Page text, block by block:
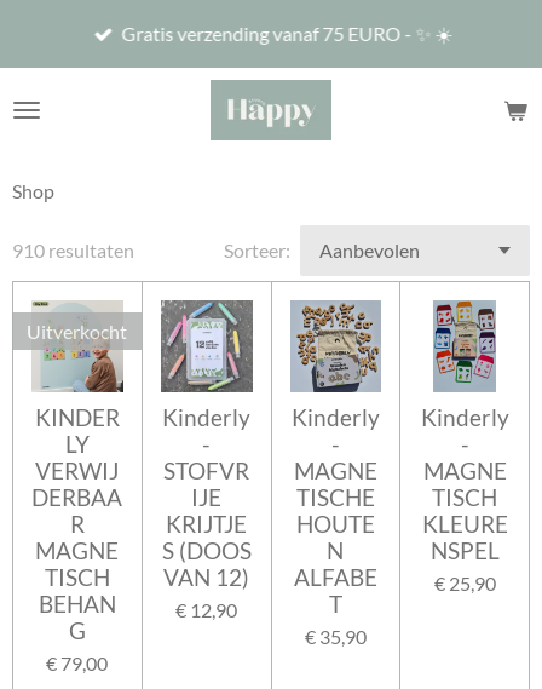
de
Gratis verzending vanaf 75 EURO - ✨ ☀️
Shop
910 resultaten Sorteer:
Uitverkocht
KINDER
LY
VERWIJ
DERBAA
R
MAGNE
TISCH
BEHAN
G
€ 79,00
Kinderly
-
STOFVR
IJE
KRIJTJE
S (DOOS
VAN 12)
€ 12,90
Kinderly
-
MAGNE
TISCHE
HOUTE
N
ALFABE
T
€ 35,90
Kinderly
-
MAGNE
TISCH
KLEURE
NSPEL
€ 25,90